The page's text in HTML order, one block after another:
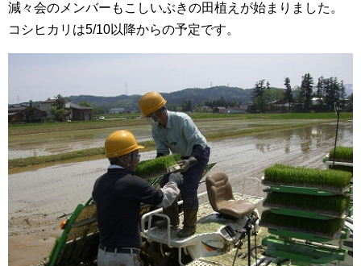
減々会のメンバーもこしいぶきの田植えが始まりました。
コシヒカリは5/10以降からの予定です。